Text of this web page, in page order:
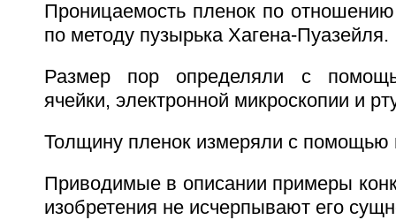
Проницаемость пленок по
по методу пузырька Хагена-Пуазейля.
Размер пор определяли с
ячейки, электронной микроскопии и
Толщину пленок измеряли с помощью
Приводимые в описании примеры
изобретения не исчерпывают его